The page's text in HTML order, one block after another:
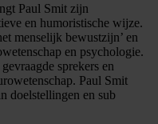
Paul Smit zijn
en humoristische wijze.
menselijk bewustzijn’ en
en psychologie.
sprekers en
Paul Smit
doelstellingen en sub